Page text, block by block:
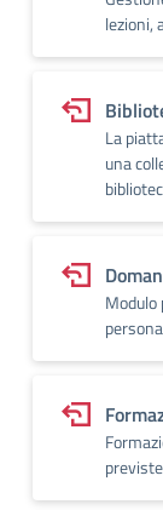
lezioni,
La
una